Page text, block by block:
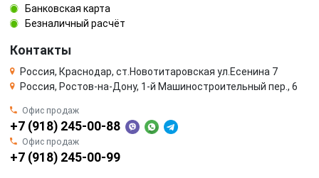
Банковская карта
Безналичный расчёт
Контакты
Россия, Краснодар, ст.Новотитаровская ул.Есенина 7
Россия, Ростов-на-Дону, 1-й Машиностроительный пер., 6
Офис продаж
+7 (918) 245-00-88
Офис продаж
+7 (918) 245-00-99